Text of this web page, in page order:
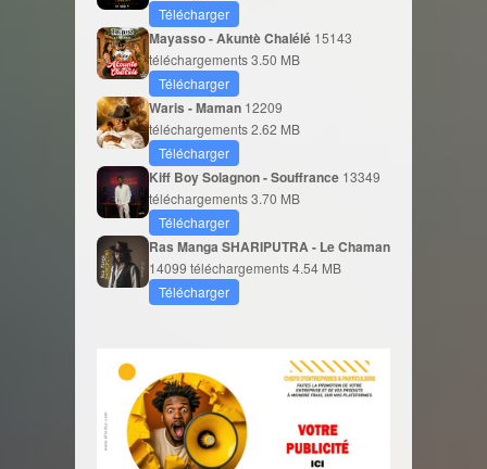
Télécharger
Mayasso - Akuntè Chalélé 15143
téléchargements3.50 MB
Télécharger
Waris - Maman 12209
téléchargements2.62 MB
Télécharger
Kiff Boy Solagnon - Souffrance 13349
téléchargements3.70 MB
Télécharger
Ras Manga SHARIPUTRA - Le Chaman
14099 téléchargements4.54 MB
Télécharger